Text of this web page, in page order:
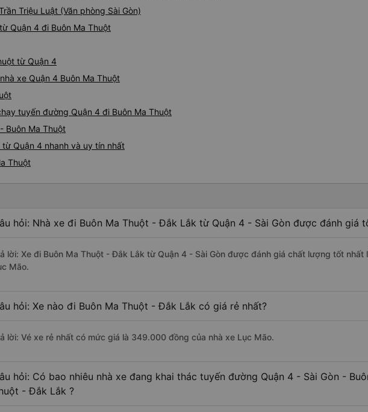
Triệu Luật (Văn phòng Sài Gòn)
Quận 4 đi Buôn Ma Thuột
từ Quận 4
xe Quận 4 Buôn Ma Thuột
tuyến đường Quận 4 đi Buôn Ma Thuột
Buôn Ma Thuột
Quận 4 nhanh và uy tín nhất
Thuột
hỏi: Nhà xe đi Buôn Ma Thuột - Đắk Lắk từ Quận 4 - Sài Gòn được đánh giá
lời: Xe đi Buôn Ma Thuột - Đắk Lắk từ Quận 4 - Sài Gòn được đánh giá chất lượng tốt nhất
Mão.
hỏi: Xe nào đi Buôn Ma Thuột - Đắk Lắk có giá rẻ nhất?
lời: Vé xe rẻ nhất có mức giá là 349.000 đồng của nhà xe Lục Mão.
hỏi: Có bao nhiêu nhà xe đang khai thác tuyến đường Quận 4 - Sài Gòn -
- Đắk Lắk ?